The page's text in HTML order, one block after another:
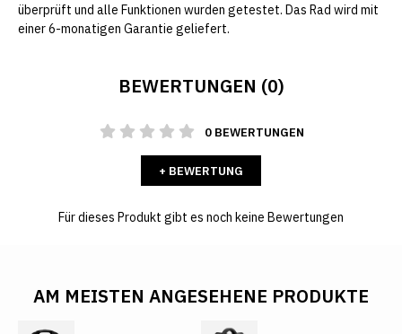
überprüft und alle Funktionen wurden getestet. Das Rad wird mit
einer 6-monatigen Garantie geliefert.
BEWERTUNGEN (0)
0 BEWERTUNGEN
+ BEWERTUNG
Für dieses Produkt gibt es noch keine Bewertungen
AM MEISTEN ANGESEHENE PRODUKTE